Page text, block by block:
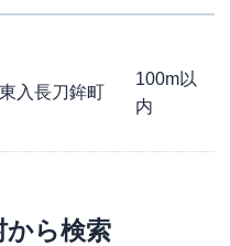
入長刀鉾町
100m以
内
から検索